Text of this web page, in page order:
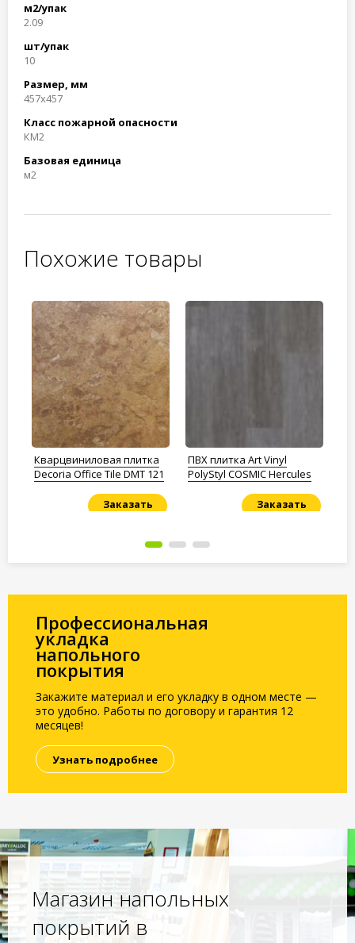
м2/упак
2.09
шт/упак
10
Размер, мм
457x457
Класс пожарной опасности
КМ2
Базовая единица
м2
Похожие товары
Кварцвиниловая плитка
Decoria Office Tile DMT 121
Заказать
ПВХ плитка Art Vinyl
PolyStyl COSMIC Hercules
Заказать
Профессиональная
укладка
напольного
покрытия
Закажите материал и его укладку в одном месте —
это удобно. Работы по договору и гарантия 12
месяцев!
Узнать подробнее
Магазин напольных
покрытий в